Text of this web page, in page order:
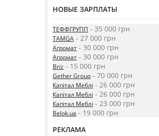
НОВЫЕ ЗАРПЛАТЫ
ТЕФФГРУПП - 35 000 грн
TAMGA - 27 000 грн
Агромат - 30 000 грн
Агромат - 30 000 грн
Briz - 15 000 грн
Gether Group - 70 000 грн
Капітал Меблі - 26 000 грн
Капітал Меблі - 26 000 грн
Капітал Меблі - 23 000 грн
Belok.ua - 19 000 грн
РЕКЛАМА